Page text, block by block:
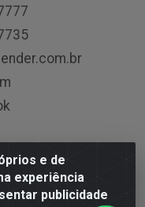
e de
experiência
publicidade
Ana Dantas, 183-
25250-415 - CNPJ